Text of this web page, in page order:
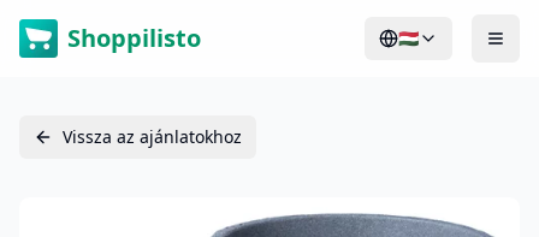
Shoppilisto 🇭🇺
Vissza az ajánlatokhoz